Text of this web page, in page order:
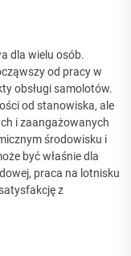
dla wielu osób.
od pracy w
obsługi samolotów.
od stanowiska, ale
i zaangażowanych
środowisku i
być właśnie dla
praca na lotnisku
z